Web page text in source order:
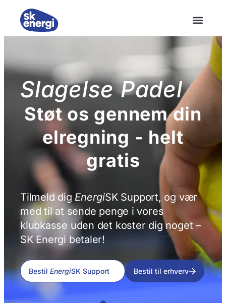
Slagelse Padel
Støt os gennem din
elregning - helt
gratis
Tilmeld dig EnergiSK Support, og vær
med til at sende penge i vores
klubkasse uden det koster dig noget –
SK Energi betaler!
Bestil EnergiSK Support Bestil til erhverv